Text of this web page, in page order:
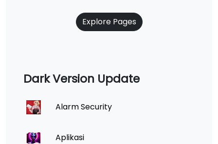
Explore Pages
Dark Version Update
Alarm Security
Aplikasi